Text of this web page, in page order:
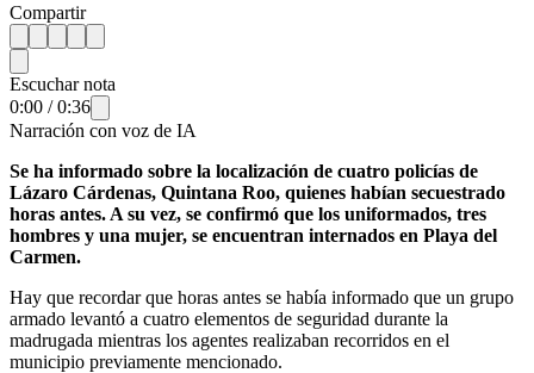
Compartir
Escuchar nota
0:00 /0:36
Narración con voz de IA
Se ha informado sobre la localización de cuatro policías de
Lázaro Cárdenas, Quintana Roo, quienes habían secuestrado
horas antes. A su vez, se confirmó que los uniformados, tres
hombres y una mujer, se encuentran internados en Playa del
Carmen.
Hay que recordar que horas antes se había informado que un grupo
armado levantó a cuatro elementos de seguridad durante la
madrugada mientras los agentes realizaban recorridos en el
municipio previamente mencionado.